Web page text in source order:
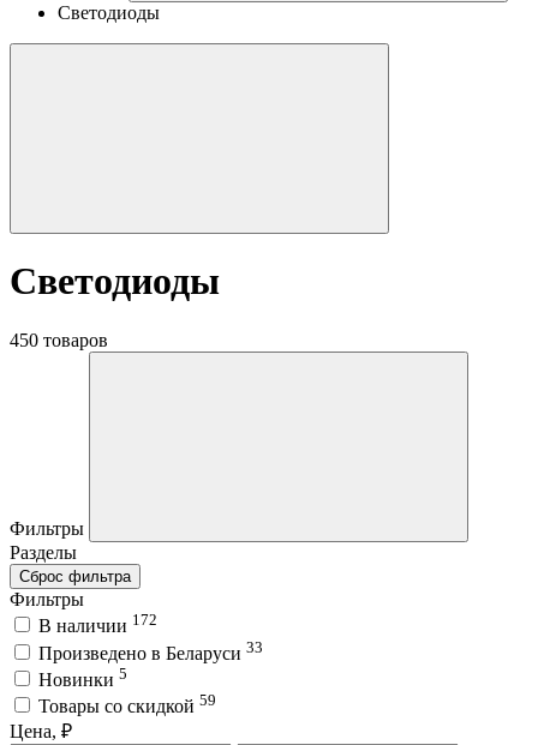
Светодиоды
Светодиоды
450 товаров
Фильтры
Разделы
Сброс фильтра
Фильтры
В наличии 172
Произведено в Беларуси 33
Новинки 5
Товары со скидкой 59
Цена, ₽